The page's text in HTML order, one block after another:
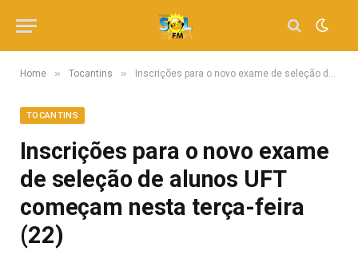
Home » Tocantins » Inscrições para o novo exame de seleção de alunos UFT começam nesta terça-feira (22)
TOCANTINS
Inscrições para o novo exame
de seleção de alunos UFT
começam nesta terça-feira
(22)